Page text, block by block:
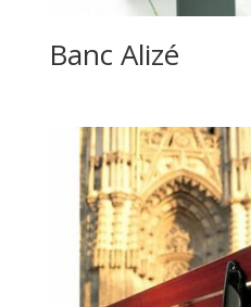
Banc Alizé